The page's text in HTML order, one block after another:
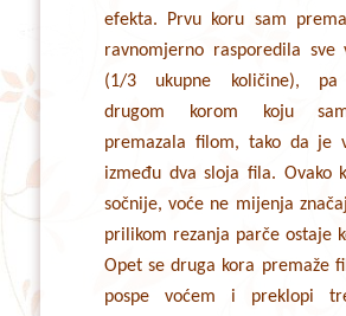
efekta. Prvu koru sam
ravnomjerno rasporedila sve
(1/3 ukupne količine), pa
drugom korom koju
premazala filom, tako da je
između dva sloja fila. Ovako
sočnije, voće ne mijenja
prilikom rezanja parče ostaje
Opet se druga kora premaže
pospe voćem i preklopi